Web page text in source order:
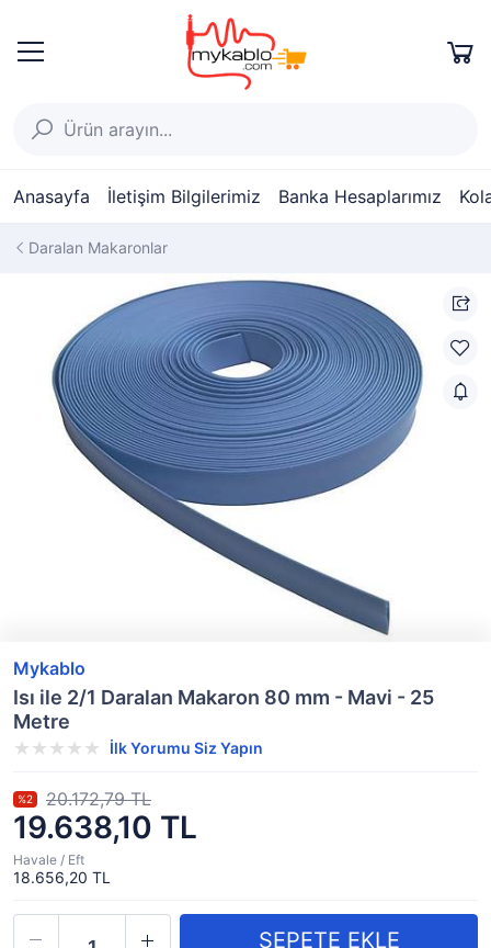
Anasayfa İletişim Bilgilerimiz Banka Hesaplarımız
Daralan Makaronlar
Mykablo
Isı ile 2/1 Daralan Makaron 80 mm - Mavi - 25
Metre
İlk Yorumu Siz Yapın
19.638,10 TL
%2 20.172,79 TL
Havale / Eft
18.656,20 TL